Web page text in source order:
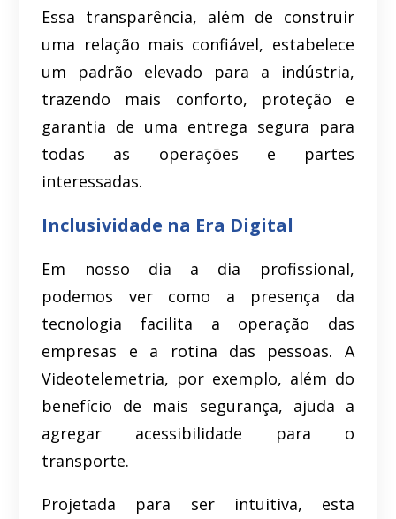
Essa transparência, além de construir
uma relação mais confiável, estabelece
um padrão elevado para a indústria,
trazendo mais conforto, proteção e
garantia de uma entrega segura para
todas as operações e partes
interessadas.
Inclusividade na Era Digital
Em nosso dia a dia profissional,
podemos ver como a presença da
tecnologia facilita a operação das
empresas e a rotina das pessoas. A
Videotelemetria, por exemplo, além do
benefício de mais segurança, ajuda a
agregar acessibilidade para o
transporte.
Projetada para ser intuitiva, esta